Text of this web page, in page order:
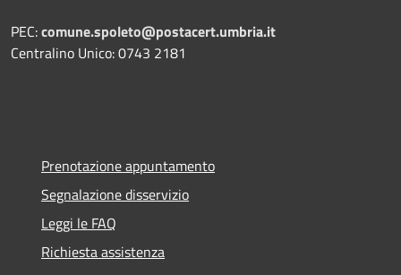
PEC:comune.spoleto@postacert.umbria.it
Centralino Unico: 0743 2181
Prenotazione appuntamento
Segnalazione disservizio
Leggi le FAQ
Richiesta assistenza